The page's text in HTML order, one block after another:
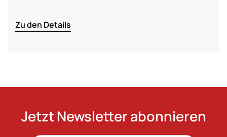
Zu den Details
Jetzt Newsletter abonnieren